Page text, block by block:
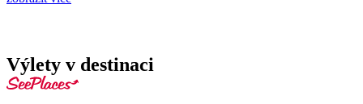
Výlety v destinaci